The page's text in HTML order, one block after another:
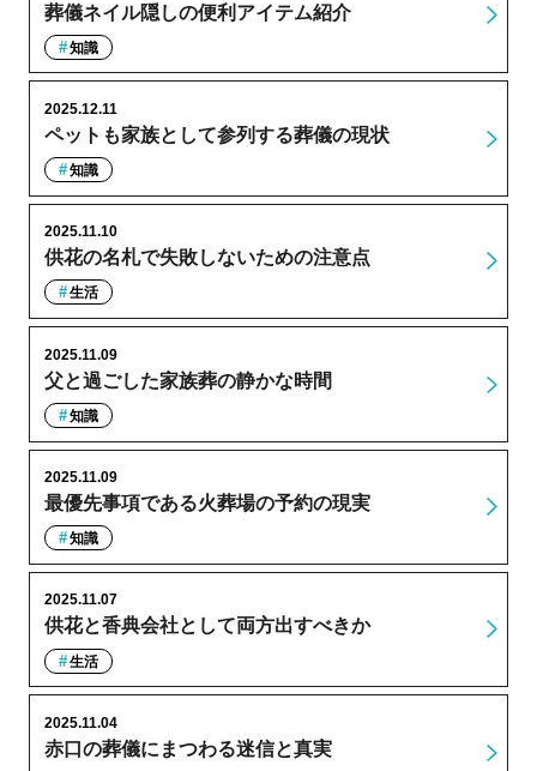
葬儀ネイル隠しの便利アイテム紹介
知識
ペットも家族として参列する葬儀の現状
2025.12.11
知識
供花の名札で失敗しないための注意点
2025.11.10
生活
父と過ごした家族葬の静かな時間
2025.11.09
知識
最優先事項である火葬場の予約の現実
2025.11.09
知識
供花と香典会社として両方出すべきか
2025.11.07
生活
赤口の葬儀にまつわる迷信と真実
2025.11.04